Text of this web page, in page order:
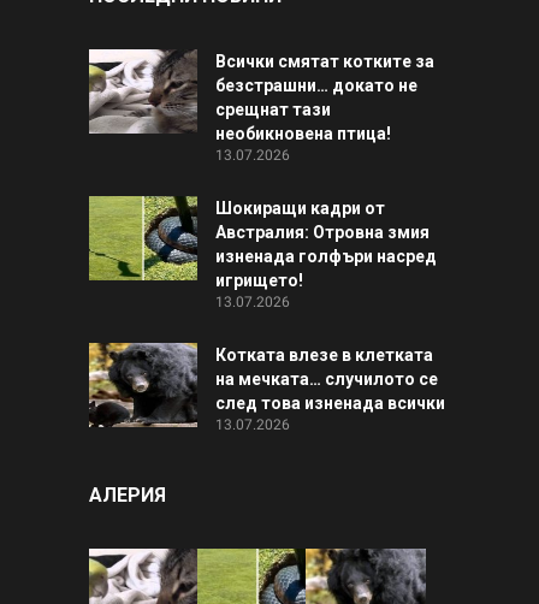
Всички смятат котките за
безстрашни… докато не
срещнат тази
необикновена птица!
13.07.2026
Шокиращи кадри от
Австралия: Отровна змия
изненада голфъри насред
игрището!
13.07.2026
Котката влезе в клетката
на мечката… случилото се
след това изненада всички
13.07.2026
АЛЕРИЯ